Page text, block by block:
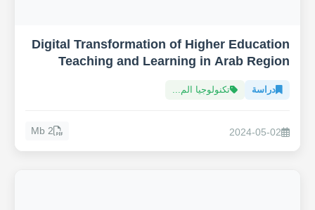
Digital Transformation of Higher Education
Teaching and Learning in Arab Region
دراسة تكنولوجيا الم...
2024-05-02
2 Mb